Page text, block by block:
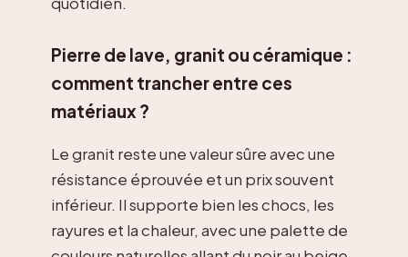
Pierre de lave, granit ou céramique :
comment trancher entre ces
matériaux ?
Le granit reste une valeur sûre avec une
résistance éprouvée et un prix souvent
inférieur. Il supporte bien les chocs, les
rayures et la chaleur, avec une palette de